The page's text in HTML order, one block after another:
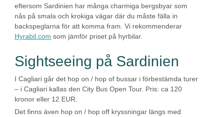
eftersom Sardinien har många charmiga bergsbyar som
nås på smala och krokiga vägar där du måste fälla in
backspeglarna för att komma fram. Vi rekommenderar
Hyrabil.com som jämför priset på hyrbilar.
Sightseeing på Sardinien
I Cagliari går det hop on / hop of bussar i förbestämda turer
– i Cagliari kallas den City Bus Open Tour. Pris: ca 120
kronor eller 12 EUR.
Det finns även hop on / hop off kryssningar längs med